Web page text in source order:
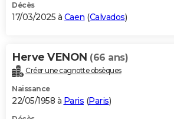
Décès
17/03/2025 à Caen (Calvados)
Herve VENON (66 ans)
Créer une cagnotte obsèques
Naissance
22/05/1958 à Paris (Paris)